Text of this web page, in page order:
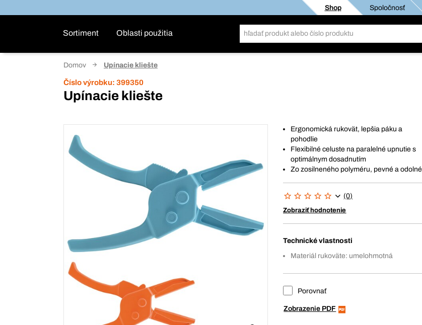
Shop Spoločnosť
Sortiment Oblasti použitia
Domov Upínacie kliešte
Číslo výrobku: 399350
Upínacie kliešte
Ergonomická rukovät, lepšia páku a
pohodlie
Flexibilné celuste na paralelné upnutie s
optimálnym dosadnutím
Zo zosilneného polyméru, pevné a odolné
(0)
Zobraziť hodnotenie
Technické vlastnosti
Materiál rukoväte: umelohmotná
Porovnať
Zobrazenie PDF